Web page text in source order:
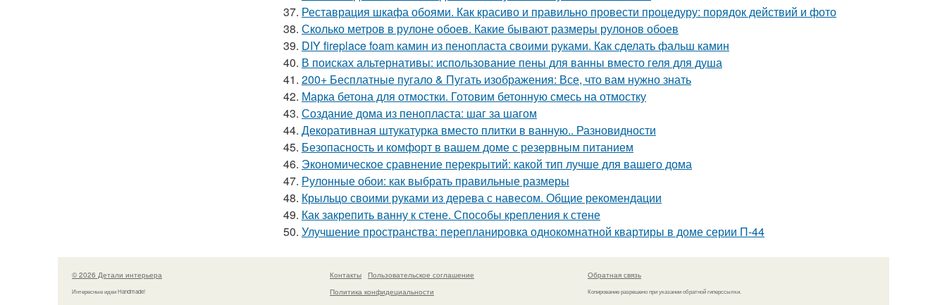
37. Реставрация шкафа обоями. Как красиво и правильно провести процедуру: порядок действий и фото
38. Сколько метров в рулоне обоев. Какие бывают размеры рулонов обоев
39. DIY fireplace foam камин из пенопласта своими руками. Как сделать фальш камин
40. В поисках альтернативы: использование пены для ванны вместо геля для душа
41. 200+ Бесплатные пугало & Пугать изображения: Все, что вам нужно знать
42. Марка бетона для отмостки. Готовим бетонную смесь на отмостку
43. Создание дома из пенопласта: шаг за шагом
44. Декоративная штукатурка вместо плитки в ванную.. Разновидности
45. Безопасность и комфорт в вашем доме с резервным питанием
46. Экономическое сравнение перекрытий: какой тип лучше для вашего дома
47. Рулонные обои: как выбрать правильные размеры
48. Крыльцо своими руками из дерева с навесом. Общие рекомендации
49. Как закрепить ванну к стене. Способы крепления к стене
50. Улучшение пространства: перепланировка однокомнатной квартиры в доме серии П-44
© 2026 Детали интерьера
Интересные идеи Handmade!
Контакты
Пользовательское соглашение
Политика конфидециальности
Обратная связь
Копирование разрешено при указании обратной гиперссылки.